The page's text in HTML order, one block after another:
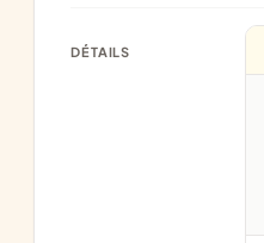
DÉTAILS